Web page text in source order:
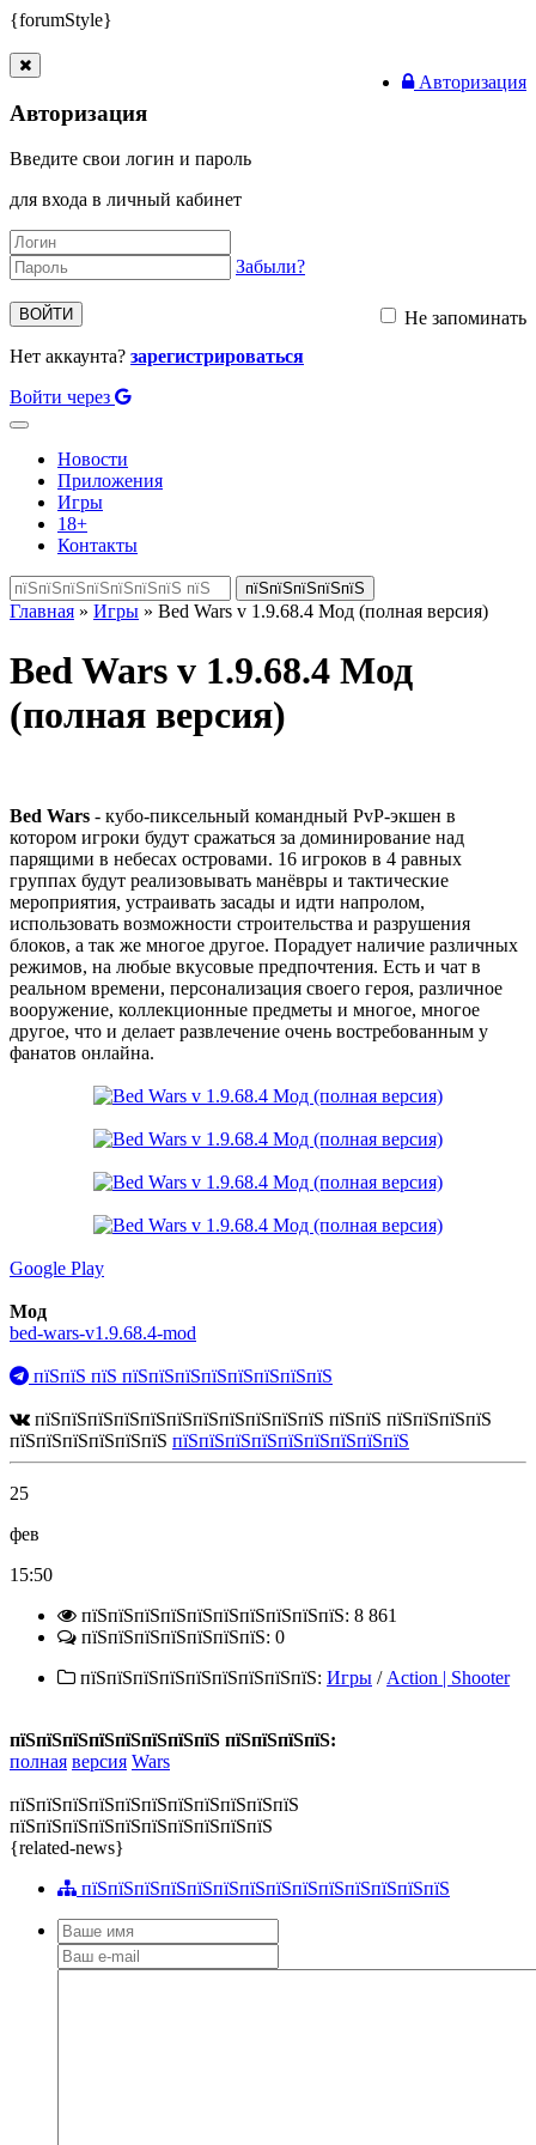
{forumStyle}
Авторизация
Авторизация
Введите свои логин и пароль
для входа в личный кабинет
Забыли?
ВОЙТИ
Не запоминать
Нет аккаунта? зарегистрироваться
Войти через
Toggle
navigationНовости
Приложения
Игры
18+
Контакты
Главная » Игры » Bed Wars v 1.9.68.4 Мод (полная версия)
Bed Wars v 1.9.68.4 Мод
(полная версия)
Bed Wars - кубо-пиксельный командный PvP-экшен в
котором игроки будут сражаться за доминирование над
парящими в небесах островами. 16 игроков в 4 равных
группах будут реализовывать манёвры и тактические
мероприятия, устраивать засады и идти напролом,
использовать возможности строительства и разрушения
блоков, а так же многое другое. Порадует наличие различных
режимов, на любые вкусовые предпочтения. Есть и чат в
реальном времени, персонализация своего героя, различное
вооружение, коллекционные предметы и многое, многое
другое, что и делает развлечение очень востребованным у
фанатов онлайна.
Google Play
Мод
bed-wars-v1.9.68.4-mod
пїЅпїЅ пїЅ пїЅпїЅпїЅпїЅпїЅпїЅпїЅпїЅ
пїЅпїЅпїЅпїЅпїЅпїЅпїЅпїЅпїЅпїЅпїЅ пїЅпїЅ пїЅпїЅпїЅпїЅ
пїЅпїЅпїЅпїЅпїЅпїЅ пїЅпїЅпїЅпїЅпїЅпїЅпїЅпїЅпїЅ
25
фев
15:50
пїЅпїЅпїЅпїЅпїЅпїЅпїЅпїЅпїЅпїЅ: 8 861
пїЅпїЅпїЅпїЅпїЅпїЅпїЅ: 0
пїЅпїЅпїЅпїЅпїЅпїЅпїЅпїЅпїЅ: Игры / Action | Shooter
пїЅпїЅпїЅпїЅпїЅпїЅпїЅпїЅ пїЅпїЅпїЅпїЅ:
полная версия Wars
пїЅпїЅпїЅпїЅпїЅпїЅпїЅпїЅпїЅпїЅпїЅ
пїЅпїЅпїЅпїЅпїЅпїЅпїЅпїЅпїЅпїЅ
{related-news}
пїЅпїЅпїЅпїЅпїЅпїЅпїЅпїЅпїЅпїЅпїЅпїЅпїЅпїЅ